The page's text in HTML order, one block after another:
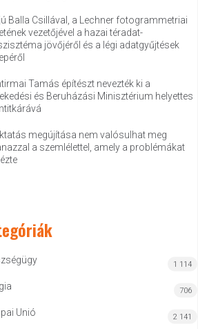
Balla Csillával, a Lechner fotogrammetriai
vezetőjével a hazai téradat-
jövőjéről és a légi adatgyűjtések
Tamás építészt nevezték ki a
és Beruházási Minisztérium helyettes
megújítása nem valósulhat meg
a szemlélettel, amely a problémákat
1 114
706
Unió 2 141